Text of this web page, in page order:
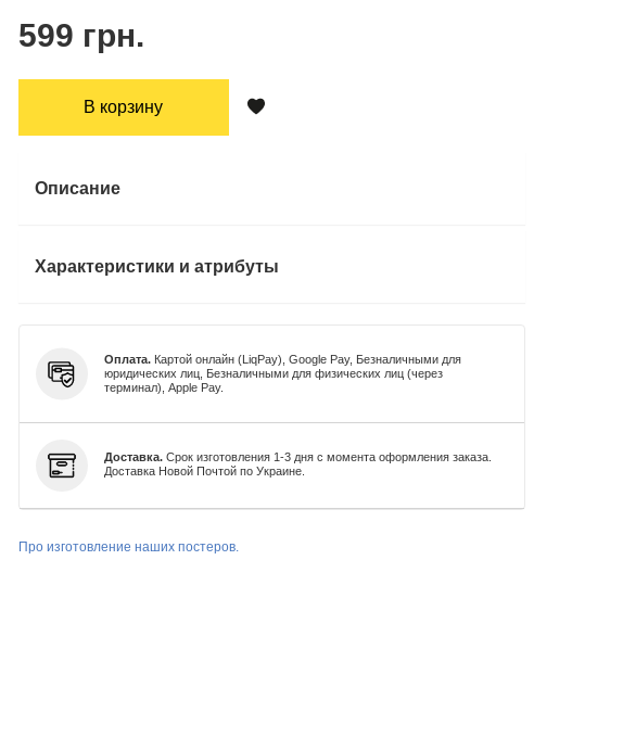
599 грн.
В корзину
Описание
Характеристики и атрибуты
Оплата.Картой онлайн (LiqPay), Google Pay, Безналичными для
юридических лиц, Безналичными для физических лиц (через
терминал), Apple Pay.
Доставка.Срок изготовления 1-3 дня с момента оформления заказа.
Доставка Новой Почтой по Украине.
Про изготовление наших постеров.